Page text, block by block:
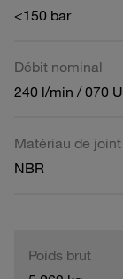
<150 bar
Débit nominal
240 l/min / 070
Matériau de joint
NBR
Poids brut